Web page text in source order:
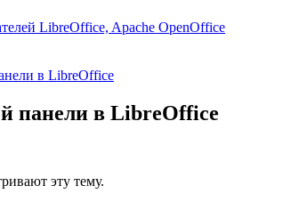
LibreOffice, Apache OpenOffice
в LibreOffice
панели в LibreOffice
эту тему.